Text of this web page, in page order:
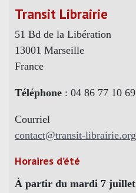
Transit Librairie
51 Bd de la Libération
13001 Marseille
France
Téléphone : 04 86 77 10 69
Courriel
contact@transit-librairie.org
Horaires d’été
À partir du mardi 7 juillet